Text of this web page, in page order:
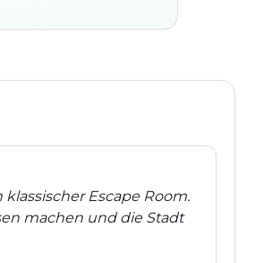
klassischer Escape Room.
machen und die Stadt